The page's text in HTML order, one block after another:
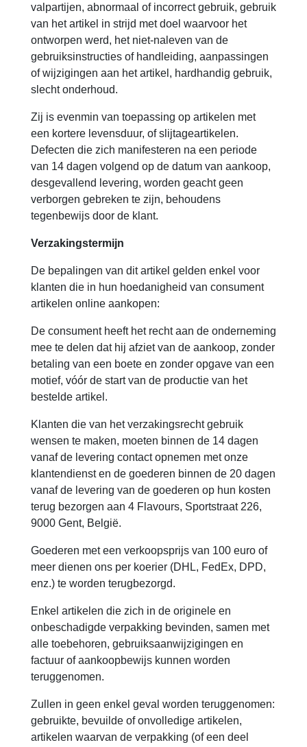
valpartijen, abnormaal of incorrect gebruik, gebruik
van het artikel in strijd met doel waarvoor het
ontworpen werd, het niet-naleven van de
gebruiksinstructies of handleiding, aanpassingen
of wijzigingen aan het artikel, hardhandig gebruik,
slecht onderhoud.
Zij is evenmin van toepassing op artikelen met
een kortere levensduur, of slijtageartikelen.
Defecten die zich manifesteren na een periode
van 14 dagen volgend op de datum van aankoop,
desgevallend levering, worden geacht geen
verborgen gebreken te zijn, behoudens
tegenbewijs door de klant.
Verzakingstermijn
De bepalingen van dit artikel gelden enkel voor
klanten die in hun hoedanigheid van consument
artikelen online aankopen:
De consument heeft het recht aan de onderneming
mee te delen dat hij afziet van de aankoop, zonder
betaling van een boete en zonder opgave van een
motief, vóór de start van de productie van het
bestelde artikel.
Klanten die van het verzakingsrecht gebruik
wensen te maken, moeten binnen de 14 dagen
vanaf de levering contact opnemen met onze
klantendienst en de goederen binnen de 20 dagen
vanaf de levering van de goederen op hun kosten
terug bezorgen aan 4 Flavours, Sportstraat 226,
9000 Gent, België.
Goederen met een verkoopsprijs van 100 euro of
meer dienen ons per koerier (DHL, FedEx, DPD,
enz.) te worden terugbezorgd.
Enkel artikelen die zich in de originele en
onbeschadigde verpakking bevinden, samen met
alle toebehoren, gebruiksaanwijzigingen en
factuur of aankoopbewijs kunnen worden
teruggenomen.
Zullen in geen enkel geval worden teruggenomen:
gebruikte, bevuilde of onvolledige artikelen,
artikelen waarvan de verpakking (of een deel